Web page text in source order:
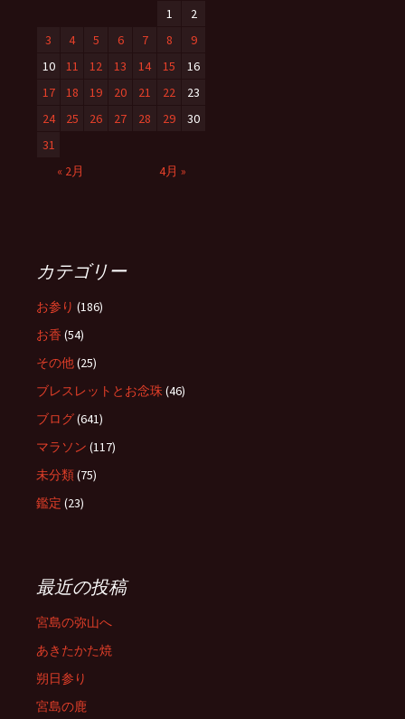
1
2
3
4 5 6 7 8
9
10
11 12 13 14 15
16
17
18 19 20 21 22
23
24
25 26 27 28 29
30
31
« 2月
4月 »
カテゴリー
お参り (186)
お香 (54)
その他(25)
ブレスレットとお念珠(46)
ブログ(641)
マラソン (117)
未分類(75)
鑑定 (23)
最近の投稿
宮島の弥山へ
あきたかた焼
朔日参り
宮島の鹿